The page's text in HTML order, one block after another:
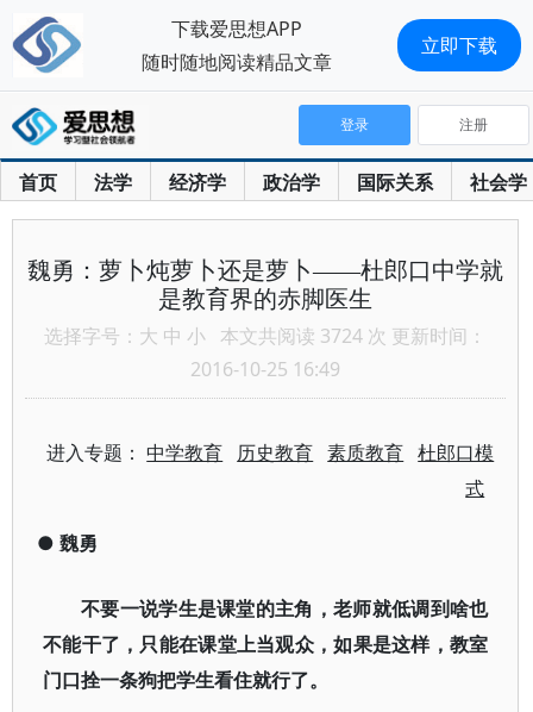
首页 法学 经济学 政治学 国际关系 社会学
登录 注册
魏勇：萝卜炖萝卜还是萝卜——杜郎口中学就
是教育界的赤脚医生
选择字号： 大 中 小 本文共阅读 3724 次 更新时间：
2016-10-25 16:49
进入专题：中学教育 历史教育 素质教育 杜郎口模
式
● 魏勇
不要一说学生是课堂的主角，老师就低调到啥也
不能干了，只能在课堂上当观众，如果是这样，教室
门口拴一条狗把学生看住就行了。
下载爱思想APP
随时随地阅读精品文章
立即下载